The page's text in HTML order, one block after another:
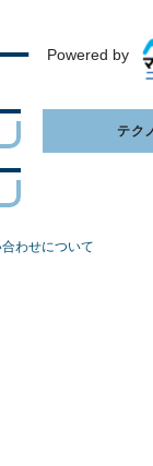
Powered by
テク
わせについて